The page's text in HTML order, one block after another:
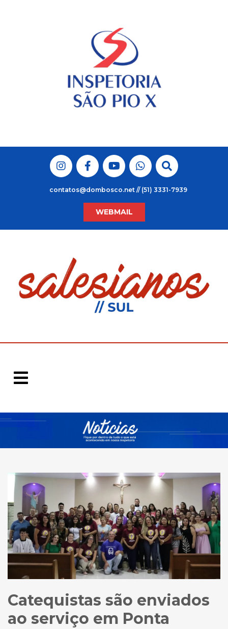
contatos@dombosco.net // (51) 3331-7939
WEBMAIL
Catequistas são enviados
ao serviço em Ponta